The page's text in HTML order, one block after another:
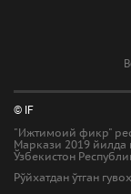
© IF
"Ижтимоий фикр"
Маркази 2019 йилда
Ўзбекистон
Рўйхатдан ўтган